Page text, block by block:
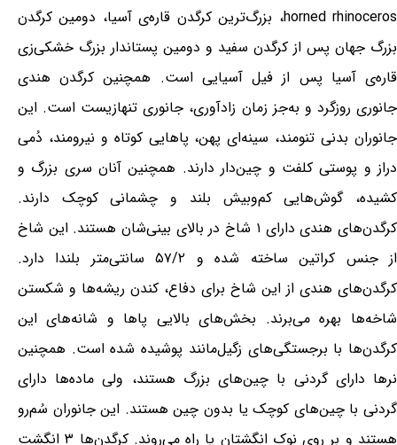
horned rhinoceros، بزرگ‌ترین کرگدن قاره‌ی آسیا، دومین کرگدن
بزرگ جهان پس از کرگدن سفید و دومین پستاندار بزرگ خشکی‌زی
قاره‌ی آسیا پس از فیل آسیایی است. همچنین کرگدن هندی
جانوری روزگرد و به‌جز زمان زادآوری، جانوری تنهازیست است. این
جانوران بدنی تنومند، سینه‌ای پهن، پاهایی کوتاه و نیرومند، دُمی
دراز و پوستی کلفت و چین‌دار دارند. همچنین آنان سری بزرگ و
کشیده، گوش‌هایی کم‌وبیش بلند و چشمانی کوچک دارند.
کرگدن‌های هندی دارای ۱ شاخ در بالای بینی‌شان هستند. این شاخ
از جنس کراتین ساخته شده و ۵۷/۲ سانتی‌متر بلندا دارد.
کرگدن‌های هندی از این شاخ برای دفاع، کندن ریشه‌ها و شکستن
شاخه‌ها بهره می‌برند. بخش‌های بالایی پاها و شانه‌های این
کرگدن‌ها با برجستگی‌های زگیل‌مانند پوشیده شده است. همچنین
نرها دارای گردنی با چین‌های بزرگ هستند، ولی ماده‌ها دارای
گردنی با چین‌های کوچک یا بدون چین هستند. این جانوران سُم‌رو
هستند و بر روی نوک انگشتان پا راه می‌روند. کرگدن‌ها ۳ انگشت